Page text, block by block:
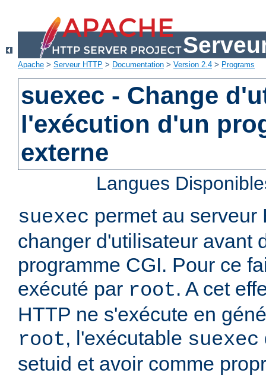
Apache > Serveur HTTP > Documentation > Version 2.4 > Programs
suexec - Change
l'exécution d'un
externe
Langues
suexec permet au serveur
changer d'utilisateur avant
programme CGI. Pour ce
exécuté par root. A cet
HTTP ne s'exécute en
root, l'exécutable suexec
setuid et avoir comme